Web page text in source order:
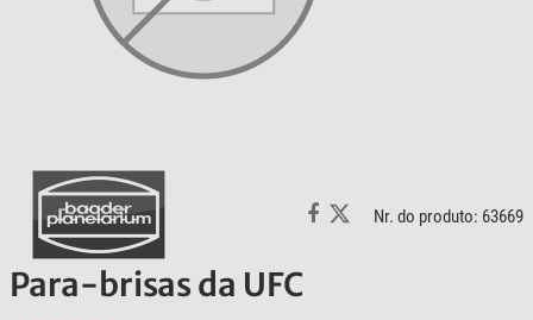
Nr. do produto: 63669
Para-brisas da UFC